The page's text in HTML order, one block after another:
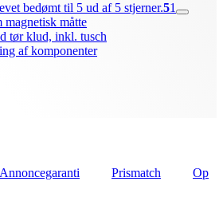
bedømt til 5 ud af 5 stjerner.51
magnetisk måtte
tør klud, inkl. tusch
af komponenter
Annoncegaranti Prismatch
Op